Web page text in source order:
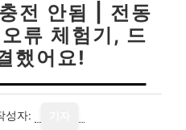
전 안됨 | 전동
류 체험기, 드
했어요!
성자: